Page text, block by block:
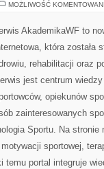
MOŻLIWOŚĆ
AkademikaWF to
która została
rehabilitacji oraz
jest centrum
opiekunów
zainteresowanych
Sportu. Na stronie
sportowej,
portal integruje